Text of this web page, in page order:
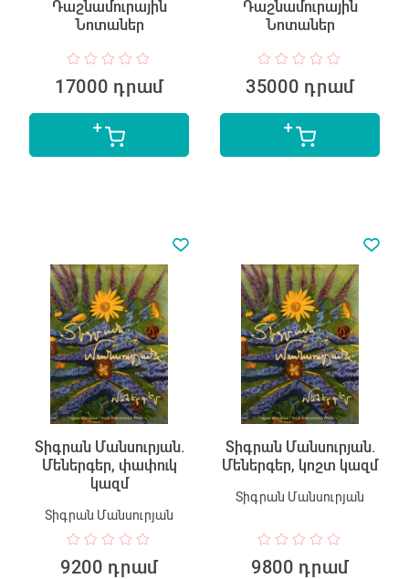
Դաշնամուրային
Նոտաներ
17000 դրամ
Դաշնամուրային
Նոտաներ
35000 դրամ
Տիգրան Մանսուրյան.
Մեներգեր, փափուկ
կազմ
Տիգրան Մանսուրյան
9200 դրամ
Տիգրան Մանսուրյան.
Մեներգեր, կոշտ կազմ
Տիգրան Մանսուրյան
9800 դրամ